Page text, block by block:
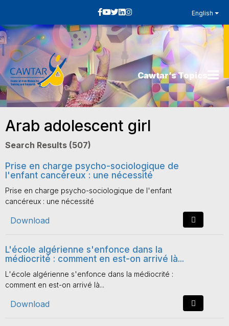
English
Cawtar’s Topics
Arab adolescent girl
Search Results (507)
Prise en charge psycho-sociologique de
l'enfant cancéreux : une nécessité
Prise en charge psycho-sociologique de l'enfant
cancéreux : une nécessité
Download
L'école algérienne s'enfonce dans la
médiocrité : comment en est-on arrivé là...
L'école algérienne s'enfonce dans la médiocrité :
comment en est-on arrivé là...
Download